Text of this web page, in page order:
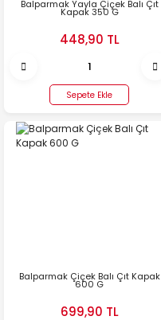
Balparmak Yayla Çiçek Balı Çıt
Kapak 350 G
448,90 TL
Sepete Ekle
Balparmak Çiçek Balı Çıt Kapak
600 G
699,90 TL